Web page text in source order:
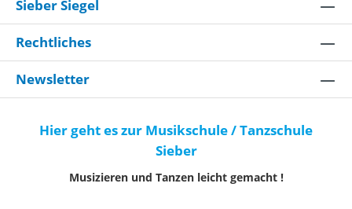
Sieber Siegel
Rechtliches
Newsletter
Hier geht es zur Musikschule / Tanzschule
Sieber
Musizieren und Tanzen leicht gemacht !